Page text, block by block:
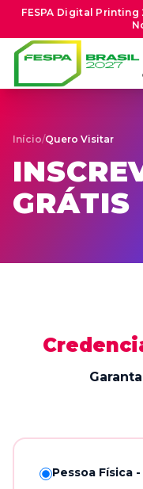
FESPA Digital Printing
Início/Quero Visitar
GRÁTIS
Pessoa Física -